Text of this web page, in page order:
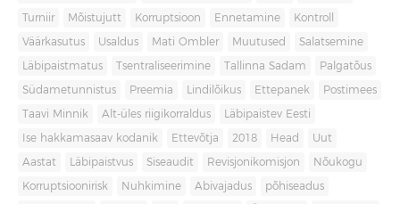
Turniir Mõistujutt Korruptsioon Ennetamine Kontroll
Väärkasutus Usaldus Mati Ombler Muutused Salatsemine
Läbipaistmatus Tsentraliseerimine Tallinna Sadam Palgatõus
Südametunnistus Preemia Lindilõikus Ettepanek Postimees
Taavi Minnik Alt-üles riigikorraldus Läbipaistev Eesti
Ise hakkamasaav kodanik Ettevõtja 2018 Head Uut
Aastat Läbipaistvus Siseaudit Revisjonikomisjon Nõukogu
Korruptsioonirisk Nuhkimine Abivajadus põhiseadus